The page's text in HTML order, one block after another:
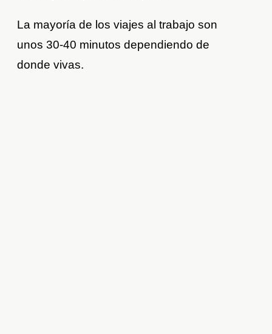
La mayoría de los viajes al trabajo son
unos 30-40 minutos dependiendo de
donde vivas.